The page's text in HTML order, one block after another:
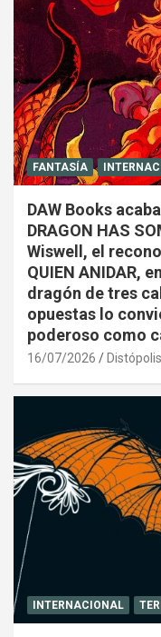
FANTASÍA
DAW Books
DRAGON HAS
Wiswell, el
QUIEN ANIDAR,
dragón de tres
opuestas lo
poderoso como
16/07/2026 Distópolis
INTERNACIONAL